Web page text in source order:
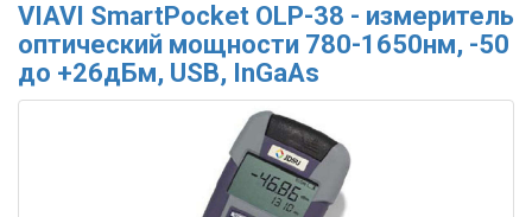
VIAVI SmartPocket OLP-38 - измеритель
оптический мощности 780-1650нм, -50
до +26дБм, USB, InGaAs